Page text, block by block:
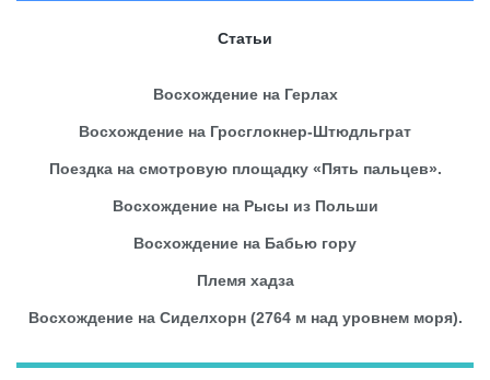
Статьи
Восхождение на Герлах
Восхождение на Гросглокнер-Штюдльграт
Поездка на смотровую площадку «Пять пальцев».
Восхождение на Рысы из Польши
Восхождение на Бабью гору
Племя хадза
Восхождение на Сиделхорн (2764 м над уровнем моря).